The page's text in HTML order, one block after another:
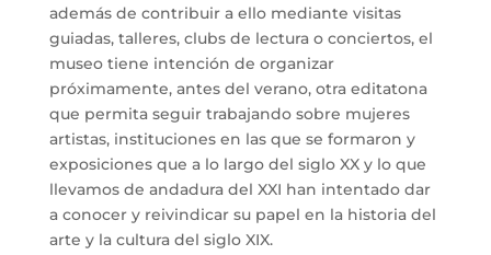
además de contribuir a ello mediante visitas
guiadas, talleres, clubs de lectura o conciertos, el
museo tiene intención de organizar
próximamente, antes del verano, otra editatona
que permita seguir trabajando sobre mujeres
artistas, instituciones en las que se formaron y
exposiciones que a lo largo del siglo XX y lo que
llevamos de andadura del XXI han intentado dar
a conocer y reivindicar su papel en la historia del
arte y la cultura del siglo XIX.